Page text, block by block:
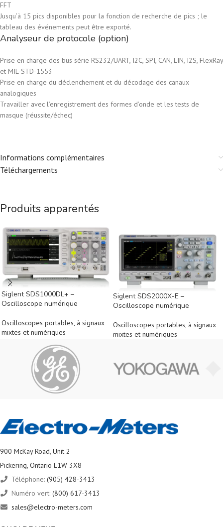
FFT
Jusqu’à 15 pics disponibles pour la fonction de recherche de pics ; le
tableau des événements peut être exporté.
Analyseur de protocole (option)
Prise en charge des bus série RS232/UART, I2C, SPI, CAN, LIN, I2S, FlexRay
et MIL-STD-1553
Prise en charge du déclenchement et du décodage des canaux
analogiques
Travailler avec l’enregistrement des formes d’onde et les tests de
masque (réussite/échec)
Informations complémentaires
Téléchargements
Produits apparentés
Siglent SDS1000DL+ –
Oscilloscope numérique
Oscilloscopes portables, à signaux
mixtes et numériques
Siglent SDS2000X-E –
Oscilloscope numérique
Oscilloscopes portables, à signaux
mixtes et numériques
900 McKay Road, Unit 2
Pickering, Ontario L1W 3X8
Téléphone: (905) 428-3413
Numéro vert: (800) 617-3413
sales@electro-meters.com